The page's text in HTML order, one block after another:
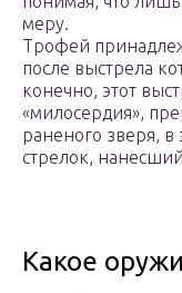
меру.
Трофей
после выстрела
конечно, этот
«милосердия»,
раненого зверя, в
стрелок,
Какое